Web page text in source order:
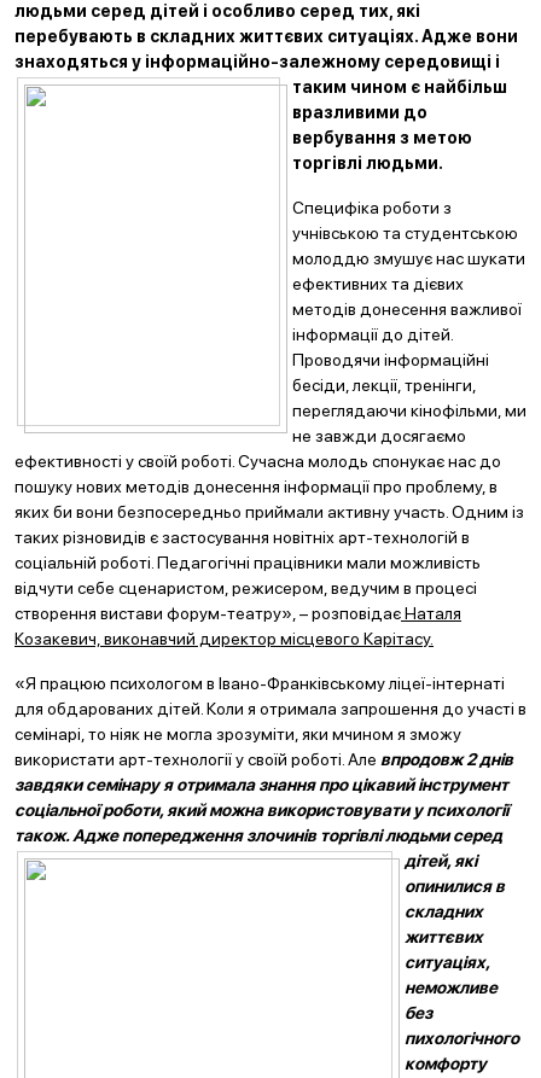
людьми серед дітей і особливо серед тих, які
перебувають в складних життєвих ситуаціях. Адже вони
знаходяться у інформаційно-залежному середовищі і
таким чином є найбільш
вразливими до
вербування з метою
торгівлі людьми.
Специфіка роботи з
учнівською та студентською
молоддю змушує нас шукати
ефективних та дієвих
методів донесення важливої
інформації до дітей.
Проводячи інформаційні
бесіди, лекції, тренінги,
переглядаючи кінофільми, ми
не завжди досягаємо
ефективності у своїй роботі. Сучасна молодь спонукає нас до
пошуку нових методів донесення інформації про проблему, в
яких би вони безпосередньо приймали активну участь. Одним із
таких різновидів є застосування новітніх арт-технологій в
соціальній роботі. Педагогічні працівники мали можливість
відчути себе сценаристом, режисером, ведучим в процесі
створення вистави форум-театру», – розповідаєНаталя
Козакевич, виконавчий директор місцевого Карітасу.
«Я працюю психологом в Івано-Франківському ліцеї-інтернаті
для обдарованих дітей. Коли я отримала запрошення до участі в
семінарі, то ніяк не могла зрозуміти, яки мчином я зможу
використати арт-технології у своїй роботі. Але впродовж 2 днів
завдяки семінару я отримала знання про цікавий інструмент
соціальної роботи, який можна використовувати у психології
також. Аджепопередження злочинів торгівлі людьми серед
дітей, які
опинилися в
складних
життєвих
ситуаціях,
неможливе
без
пихологічного
комфорту